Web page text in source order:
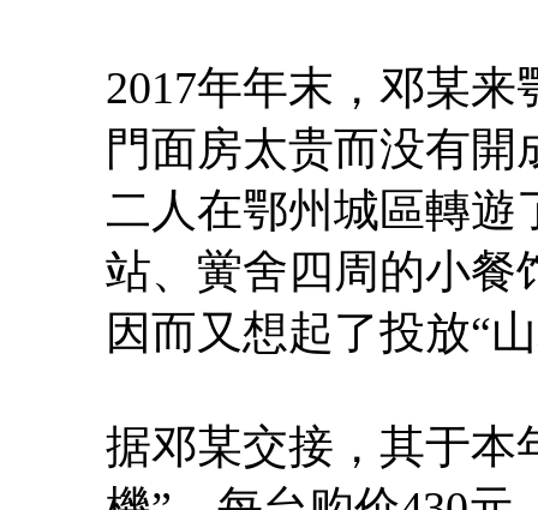
2017年年末，邓某
門面房太贵而没有開
二人在鄂州城區轉遊
站、黉舍四周的小餐
因而又想起了投放“
据邓某交接，其于本